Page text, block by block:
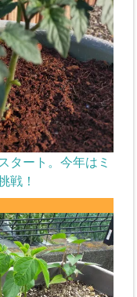
タート。今年はミ
戦！